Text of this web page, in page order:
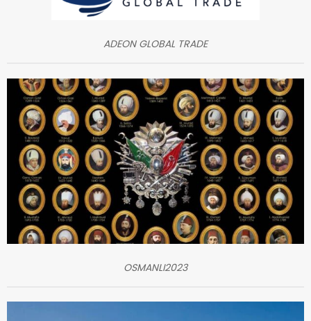
ADEON GLOBAL TRADE
OSMANLI2023